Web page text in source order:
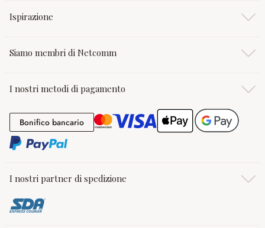
Ispirazione
Siamo membri di Netcomm
I nostri metodi di pagamento
Bonifico bancarioBonifico bancario
I nostri partner di spedizione